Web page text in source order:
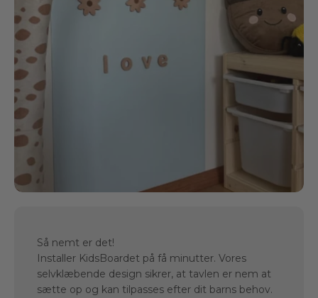
Så nemt er det!
Installer KidsBoardet på få minutter. Vores
selvklæbende design sikrer, at tavlen er nem at
sætte op og kan tilpasses efter dit barns behov.